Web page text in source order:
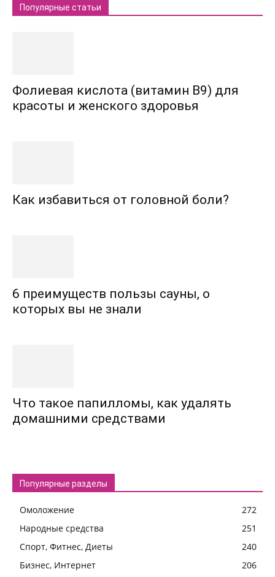
Популярные статьи
Фолиевая кислота (витамин В9) для
красоты и женского здоровья
Как избавиться от головной боли?
6 преимуществ пользы сауны, о
которых вы не знали
Что такое папилломы, как удалять
домашними средствами
Популярные разделы
Омоложение
272
Народные средства
251
Спорт, Фитнес, Диеты
240
Бизнес, Интернет
206